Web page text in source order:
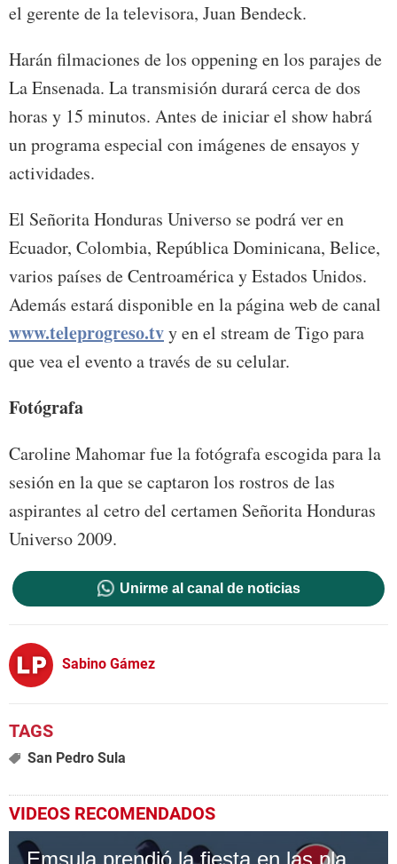
el gerente de la televisora, Juan Bendeck.
Harán filmaciones de los oppening en los parajes de
La Ensenada. La transmisión durará cerca de dos
horas y 15 minutos. Antes de iniciar el show habrá
un programa especial con imágenes de ensayos y
actividades.
El Señorita Honduras Universo se podrá ver en
Ecuador, Colombia, República Dominicana, Belice,
varios países de Centroamérica y Estados Unidos.
Además estará disponible en la página web de canal
www.teleprogreso.tvy en el stream de Tigo para
que vea el evento a través de su celular.
Fotógrafa
Caroline Mahomar fue la fotógrafa escogida para la
sesión en la que se captaron los rostros de las
aspirantes al cetro del certamen Señorita Honduras
Universo 2009.
Unirme al canal de noticias
Sabino Gámez
San Pedro Sula
VIDEOS RECOMENDADOS